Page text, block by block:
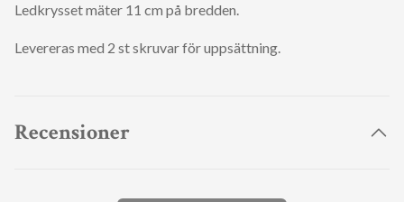
Ledkrysset mäter 11 cm på bredden.
Levereras med 2 st skruvar för uppsättning.
Recensioner